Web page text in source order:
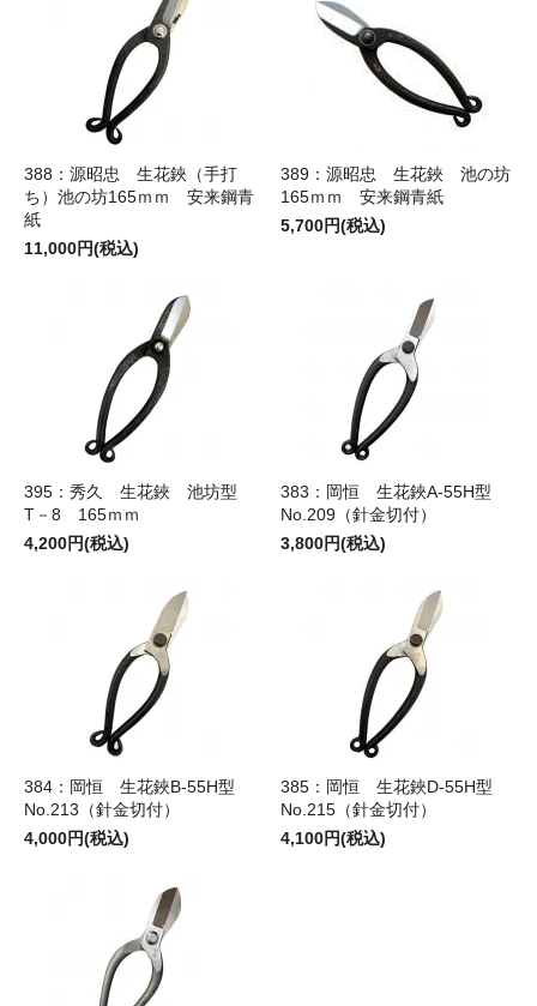
388：源昭忠 生花鋏（手打
ち）池の坊165ｍｍ 安来鋼青
紙
11,000円(税込)
389：源昭忠 生花鋏 池の坊
165ｍｍ 安来鋼青紙
5,700円(税込)
395：秀久 生花鋏 池坊型
T－8 165ｍｍ
4,200円(税込)
383：岡恒 生花鋏A-55H型
No.209（針金切付）
3,800円(税込)
384：岡恒 生花鋏B-55H型
No.213（針金切付）
4,000円(税込)
385：岡恒 生花鋏D-55H型
No.215（針金切付）
4,100円(税込)